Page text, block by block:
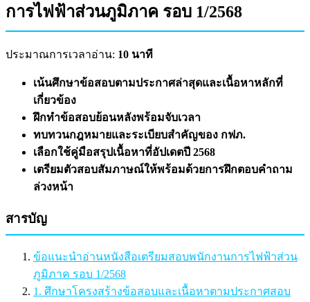
การไฟฟ้าส่วนภูมิภาค รอบ 1/2568
ประมาณการเวลาอ่าน: 10 นาที
เน้นศึกษาข้อสอบตามประกาศล่าสุดและเนื้อหาหลักที่
เกี่ยวข้อง
ฝึกทำข้อสอบย้อนหลังพร้อมจับเวลา
ทบทวนกฎหมายและระเบียบสำคัญของ กฟภ.
เลือกใช้คู่มือสรุปเนื้อหาที่อัปเดตปี 2568
เตรียมตัวสอบสัมภาษณ์ให้พร้อมด้วยการฝึกตอบคำถาม
ล่วงหน้า
สารบัญ
ข้อแนะนำอ่านหนังสือเตรียมสอบพนักงานการไฟฟ้าส่วน
ภูมิภาค รอบ 1/2568
1. ศึกษาโครงสร้างข้อสอบและเนื้อหาตามประกาศสอบ